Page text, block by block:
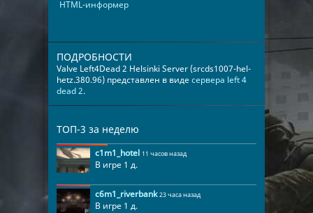
HTML-информер
ПОДРОБНОСТИ
Valve Left4Dead 2 Helsinki Server (srcds1007-hel-
hetz.380.96) представлен в видесервера left 4
dead 2.
ТОП-3 за неделю
c1m1_hotel 11 часов назад
В игре 1 д.
c6m1_riverbank 23 часа назад
В игре 1 д.